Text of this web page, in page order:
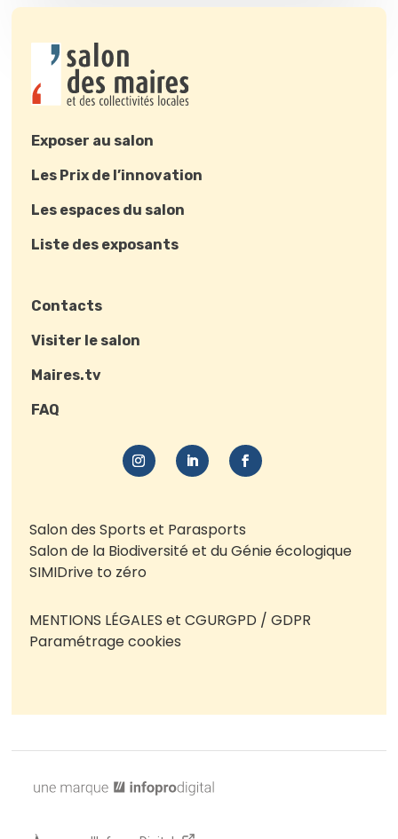
Exposer au salon
Les Prix de l’innovation
Les espaces du salon
Liste des exposants
Contacts
Visiter le salon
Maires.tv
FAQ
Salon des Sports et Parasports
Salon de la Biodiversité et du Génie écologique
SIMIDrive to zéro
MENTIONS LÉGALES et CGURGPD / GDPR
Paramétrage cookies